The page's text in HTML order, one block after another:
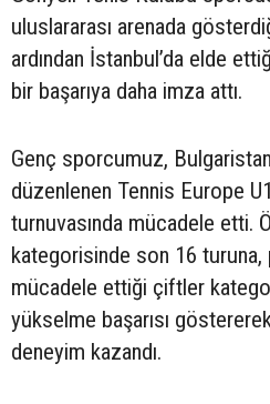
uluslararası arenada
ardından İstanbul’da elde
bir başarıya daha imza attı.
Genç sporcumuz,
düzenlenen Tennis Europe
turnuvasında mücadele etti.
kategorisinde son 16
mücadele ettiği çiftler
yükselme başarısı
deneyim kazandı.